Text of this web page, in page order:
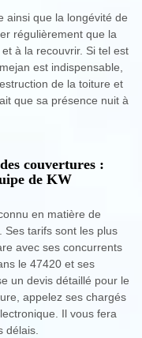
ainsi que la longévité de
régulièrement que la
à la recouvrir. Si tel est
est indispensable,
de la toiture et
que sa présence nuit à
couvertures :
de KW
en matière de
Ses tarifs sont les plus
avec ses concurrents
le 47420 et ses
un devis détaillé pour le
appelez ses chargés
Il vous fera
délais.